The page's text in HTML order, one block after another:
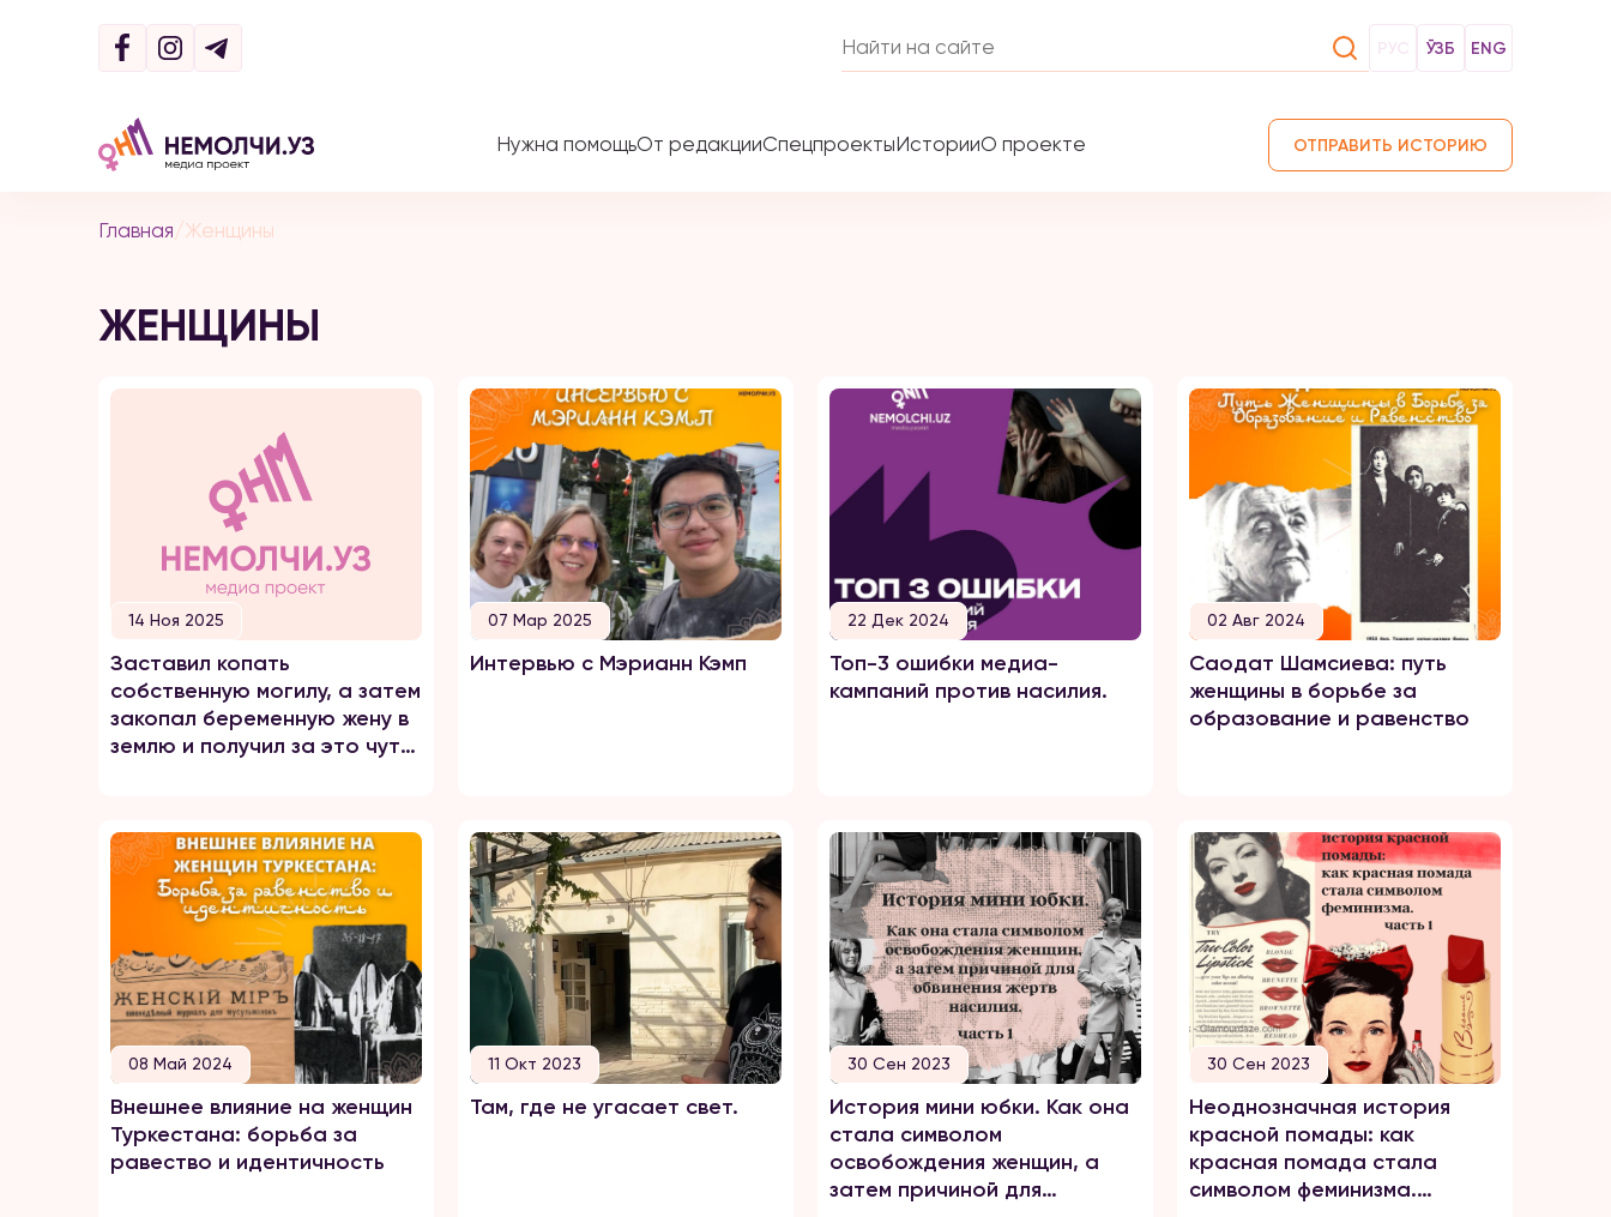
РУС ЎЗБ ENG
Нужна помощьОт редакцииСпецпроектыИсторииО проекте ОТПРАВИТЬ ИСТОРИЮ
Главная/Женщины
ЖЕНЩИНЫ
14 Ноя 2025
Заставил копать
собственную могилу, а затем
закопал беременную жену в
землю и получил за это чуть
07 Мар 2025
Интервью с Мэрианн Кэмп
22 Дек 2024
Топ-3 ошибки медиа-
кампаний против насилия.
02 Авг 2024
Саодат Шамсиева: путь
женщины в борьбе за
образование и равенство
08 Май 2024
Внешнее влияние на женщин
Туркестана: борьба за
равество и идентичность
11 Окт 2023
Там, где не угасает свет.
30 Сен 2023
История мини юбки. Как она
стала символом
освобождения женщин, а
затем причиной для
30 Сен 2023
Неоднозначная история
красной помады: как
красная помада стала
символом феминизма.